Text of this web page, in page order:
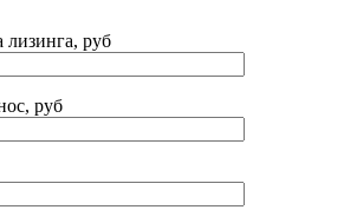
лизинга, руб
руб